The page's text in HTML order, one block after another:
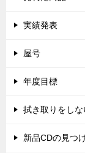
実績発表
屋号
年度目標
拭き取りをし
新品CDの見つ